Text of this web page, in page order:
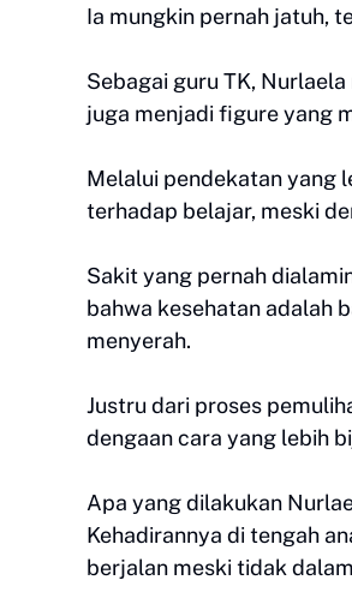
Ia mungkin pernah jatuh,
Sebagai guru TK,
juga menjadi figure yang
Melalui pendekatan yang
terhadap belajar, meski
Sakit yang pernah
bahwa kesehatan adalah
menyerah.
Justru dari proses
dengaan cara yang lebih
Apa yang dilakukan
Kehadirannya di tengah
berjalan meski tidak